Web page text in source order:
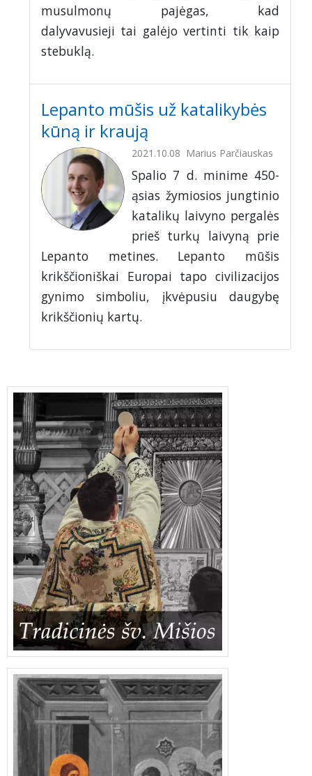
musulmonų pajėgas, kad
dalyvavusieji tai galėjo vertinti tik kaip
stebuklą.
Lepanto mūšis už katalikybės
kūną ir kraują
2021.10.08 Marius Parčiauskas
Spalio 7 d. minime 450-
ąsias žymiosios jungtinio
katalikų laivyno pergalės
prieš turkų laivyną prie
Lepanto metines. Lepanto mūšis
krikščioniškai Europai tapo civilizacijos
gynimo simboliu, įkvėpusiu daugybę
krikščionių kartų.